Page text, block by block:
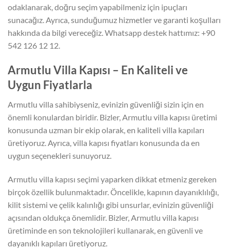
odaklanarak, doğru seçim yapabilmeniz için ipuçları
sunacağız. Ayrıca, sunduğumuz hizmetler ve garanti koşulları
hakkında da bilgi vereceğiz. Whatsapp destek hattımız: +90
542 126 12 12.
Armutlu Villa Kapısı – En Kaliteli ve
Uygun Fiyatlarla
Armutlu villa sahibiyseniz, evinizin güvenliği sizin için en
önemli konulardan biridir. Bizler, Armutlu villa kapısı üretimi
konusunda uzman bir ekip olarak, en kaliteli villa kapıları
üretiyoruz. Ayrıca, villa kapısı fiyatları konusunda da en
uygun seçenekleri sunuyoruz.
Armutlu villa kapısı seçimi yaparken dikkat etmeniz gereken
birçok özellik bulunmaktadır. Öncelikle, kapının dayanıklılığı,
kilit sistemi ve çelik kalınlığı gibi unsurlar, evinizin güvenliği
açısından oldukça önemlidir. Bizler, Armutlu villa kapısı
üretiminde en son teknolojileri kullanarak, en güvenli ve
dayanıklı kapıları üretiyoruz.